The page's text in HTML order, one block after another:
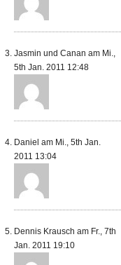
Jasmin und Canan am Mi.,
5th Jan. 2011 12:48
Daniel am Mi., 5th Jan.
2011 13:04
Dennis Krausch am Fr., 7th
Jan. 2011 19:10